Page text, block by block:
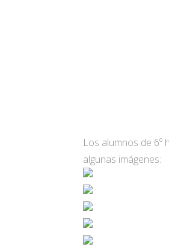
Los alumnos de 6º
algunas imágenes: